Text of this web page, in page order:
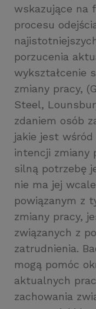
wskazujące na
procesu
porzucenia
wykształcenie
zmiany pracy,
Steel,
zdaniem osób
jakie jest wśród
intencji zmiany
silną potrzebę
nie ma jej
powiązanym z
zmiany pracy,
związanych z
zatrudnienia.
mogą pomóc
aktualnych
zachowania